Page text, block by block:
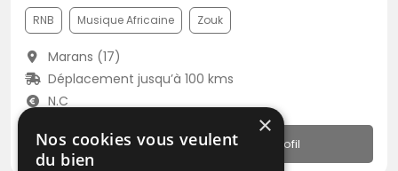
RNB Musique Africaine Zouk
Marans (17)
Déplacement jusqu’à 100 kms
N.C
Profil
×
Nos cookies vous veulent
du bien